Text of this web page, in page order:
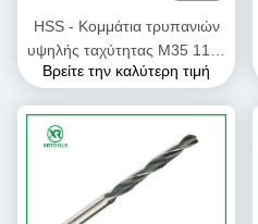
HSS - Κομμάτια τρυπανιών
υψηλής ταχύτητας M35 118°
DIN 1897 εκτεταμένο
Βρείτε την καλύτερη τιμή